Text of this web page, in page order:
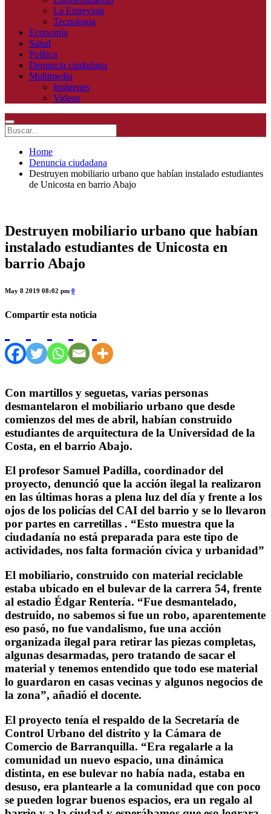
La Entrevista
Tecnologia
Economía
Salud
Política
Denuncia ciudadana
Multimedia
Imágenes
Videos
Home
Denuncia ciudadana
Destruyen mobiliario urbano que habían instalado estudiantes
de Unicosta en barrio Abajo
Destruyen mobiliario urbano que habían
instalado estudiantes de Unicosta en
barrio Abajo
May 8 2019 08:02 pm 0
Compartir esta noticia
Con martillos y seguetas, varias personas
desmantelaron el mobiliario urbano que desde
comienzos del mes de abril, habían construido
estudiantes de arquitectura de la Universidad de la
Costa, en el barrio Abajo.
El profesor Samuel Padilla, coordinador del
proyecto, denunció que la acción ilegal la realizaron
en las últimas horas a plena luz del día y frente a los
ojos de los policías del CAI del barrio y se lo llevaron
por partes en carretillas . “Esto muestra que la
ciudadanía no está preparada para este tipo de
actividades, nos falta formación cívica y urbanidad”
El mobiliario, construido con material reciclable
estaba ubicado en el bulevar de la carrera 54, frente
al estadio Édgar Rentería. “Fue desmantelado,
destruido, no sabemos si fue un robo, aparentemente
eso pasó, no fue vandalismo, fue una acción
organizada ilegal para retirar las piezas completas,
algunas desarmadas, pero tratando de sacar el
material y tenemos entendido que todo ese material
lo guardaron en casas vecinas y algunos negocios de
la zona”, añadió el docente.
El proyecto tenía el respaldo de la Secretaría de
Control Urbano del distrito y la Cámara de
Comercio de Barranquilla. “Era regalarle a la
comunidad un nuevo espacio, una dinámica
distinta, en ese bulevar no había nada, estaba en
desuso, era plantearle a la comunidad que con poco
se pueden lograr buenos espacios, era un regalo al